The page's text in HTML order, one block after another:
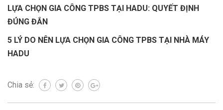
LỰA CHỌN GIA CÔNG TPBS TẠI HADU: QUYẾT ĐỊNH
ĐÚNG ĐẮN
5 LÝ DO NÊN LỰA CHỌN GIA CÔNG TPBS TẠI NHÀ MÁY
HADU
Chia sẻ: